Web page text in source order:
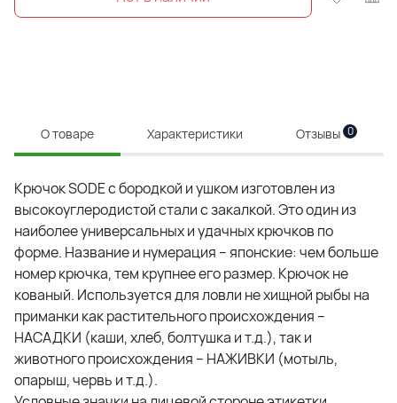
О товаре Характеристики Отзывы 0
Крючок SODE с бородкой и ушком изготовлен из
высокоуглеродистой стали с закалкой. Это один из
наиболее универсальных и удачных крючков по
форме. Название и нумерация – японские: чем больше
номер крючка, тем крупнее его размер. Крючок не
кованый. Используется для ловли не хищной рыбы на
приманки как растительного происхождения –
НАСАДКИ (каши, хлеб, болтушка и т.д.), так и
животного происхождения – НАЖИВКИ (мотыль,
опарыш, червь и т.д.).